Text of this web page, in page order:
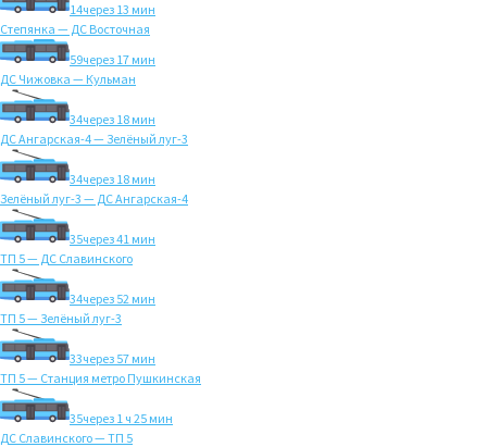
14через 13 мин
Степянка — ДС Восточная
59через 17 мин
ДС Чижовка — Кульман
34через 18 мин
ДС Ангарская-4 — Зелёный луг-3
34через 18 мин
Зелёный луг-3 — ДС Ангарская-4
35через 41 мин
ТП 5 — ДС Славинского
34через 52 мин
ТП 5 — Зелёный луг-3
33через 57 мин
ТП 5 — Станция метро Пушкинская
35через 1 ч 25 мин
ДС Славинского — ТП 5